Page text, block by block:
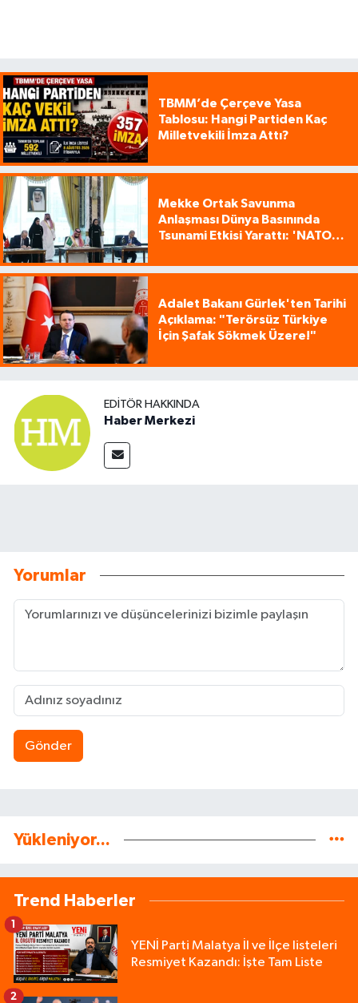
TBMM’de Çerçeve Yasa
Tablosu: Hangi Partiden Kaç
Milletvekili İmza Attı?
Mekke Ortak Savunma
Anlaşması Dünya Basınında
Tsunami Etkisi Yarattı: 'NATO
Adalet Bakanı Gürlek'ten Tarihi
Açıklama: "Terörsüz Türkiye
İçin Şafak Sökmek Üzere!"
EDITÖR HAKKINDA
Haber Merkezi
Yorumlar
Gönder
Yükleniyor...
Trend Haberler
YENİ Parti Malatya İl ve İlçe listeleri
Resmiyet Kazandı: İşte Tam Liste
1
2